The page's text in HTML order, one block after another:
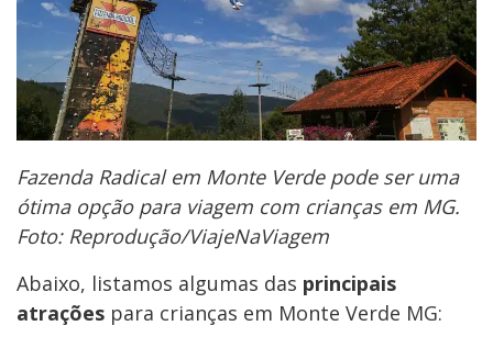
Fazenda Radical em Monte Verde pode ser uma
ótima opção para viagem com crianças em MG.
Foto: Reprodução/ViajeNaViagem
Abaixo, listamos algumas das principais
atrações para crianças em Monte Verde MG: